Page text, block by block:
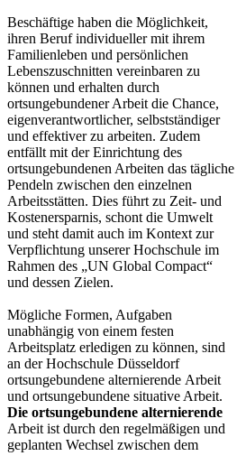
Beschäftige haben die Möglichkeit,
ihren Beruf individueller mit ihrem
Familienleben und persönlichen
Lebenszuschnitten vereinbaren zu
können und erhalten durch
ortsungebundener Arbeit die Chance,
eigenverantwortlicher, selbstständiger
und effektiver zu arbeiten. Zudem
entfällt mit der Einrichtung des
ortsungebundenen Arbeiten das tägliche
Pendeln zwischen den einzelnen
Arbeitsstätten. Dies führt zu Zeit- und
Kostenersparnis, schont die Umwelt
und steht damit auch im Kontext zur
Verpflichtung unserer Hochschule im
Rahmen des „UN Global Compact“
und dessen Zielen.
Mögliche Formen, Aufgaben
unabhängig von einem festen
Arbeitsplatz erledigen zu können, sind
an der Hochschule Düsseldorf
ortsungebundene alternierende ​Arbeit
und ​ortsungebundene situative Arbeit​.
Die ortsungebundene alternierende
Arbeit ist durch den regelmäßigen und
geplanten Wechsel zwischen dem